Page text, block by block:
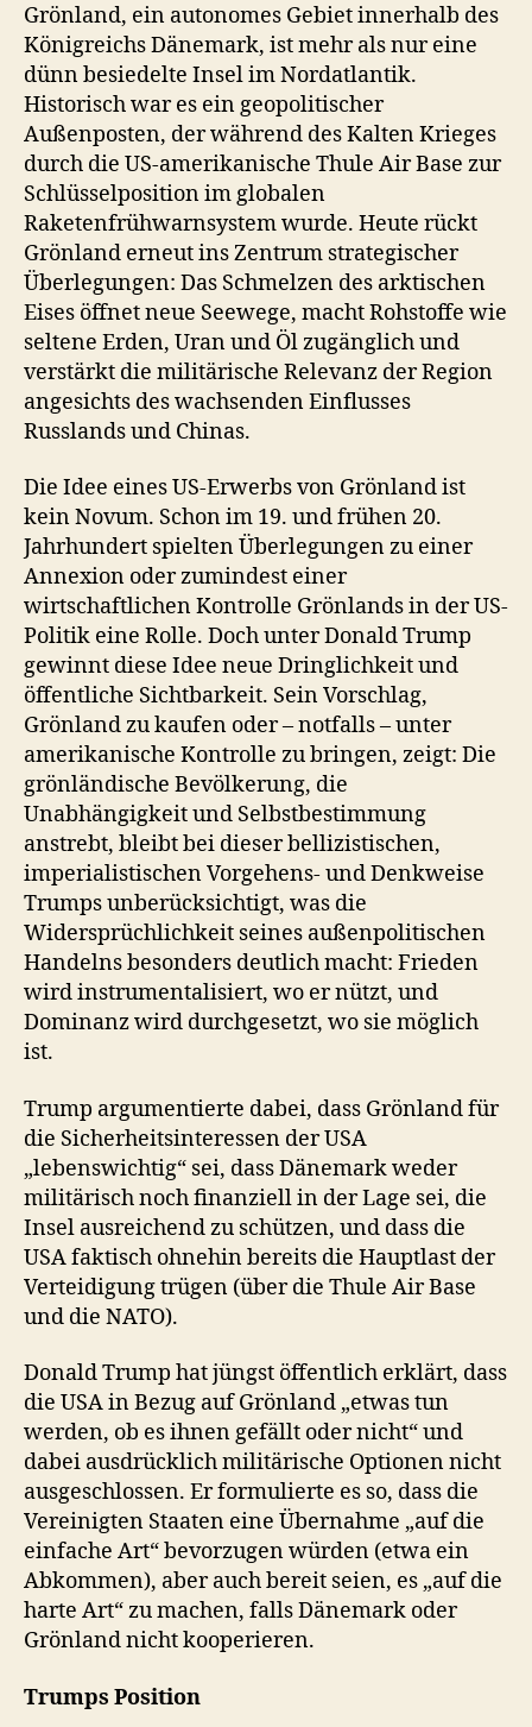
Grönland, ein autonomes Gebiet innerhalb des
Königreichs Dänemark, ist mehr als nur eine
dünn besiedelte Insel im Nordatlantik.
Historisch war es ein geopolitischer
Außenposten, der während des Kalten Krieges
durch die US-amerikanische Thule Air Base zur
Schlüsselposition im globalen
Raketenfrühwarnsystem wurde. Heute rückt
Grönland erneut ins Zentrum strategischer
Überlegungen: Das Schmelzen des arktischen
Eises öffnet neue Seewege, macht Rohstoffe wie
seltene Erden, Uran und Öl zugänglich und
verstärkt die militärische Relevanz der Region
angesichts des wachsenden Einflusses
Russlands und Chinas.
Die Idee eines US-Erwerbs von Grönland ist
kein Novum. Schon im 19. und frühen 20.
Jahrhundert spielten Überlegungen zu einer
Annexion oder zumindest einer
wirtschaftlichen Kontrolle Grönlands in der US-
Politik eine Rolle. Doch unter Donald Trump
gewinnt diese Idee neue Dringlichkeit und
öffentliche Sichtbarkeit. Sein Vorschlag,
Grönland zu kaufen oder – notfalls – unter
amerikanische Kontrolle zu bringen, zeigt: Die
grönländische Bevölkerung, die
Unabhängigkeit und Selbstbestimmung
anstrebt, bleibt bei dieser bellizistischen,
imperialistischen Vorgehens- und Denkweise
Trumps unberücksichtigt, was die
Widersprüchlichkeit seines außenpolitischen
Handelns besonders deutlich macht: Frieden
wird instrumentalisiert, wo er nützt, und
Dominanz wird durchgesetzt, wo sie möglich
ist.
Trump argumentierte dabei, dass Grönland für
die Sicherheitsinteressen der USA
„lebenswichtig“ sei, dass Dänemark weder
militärisch noch finanziell in der Lage sei, die
Insel ausreichend zu schützen, und dass die
USA faktisch ohnehin bereits die Hauptlast der
Verteidigung trügen (über die Thule Air Base
und die NATO).
Donald Trump hat jüngst öffentlich erklärt, dass
die USA in Bezug auf Grönland „etwas tun
werden, ob es ihnen gefällt oder nicht“ und
dabei ausdrücklich militärische Optionen nicht
ausgeschlossen. Er formulierte es so, dass die
Vereinigten Staaten eine Übernahme „auf die
einfache Art“ bevorzugen würden (etwa ein
Abkommen), aber auch bereit seien, es „auf die
harte Art“ zu machen, falls Dänemark oder
Grönland nicht kooperieren.
Trumps Position